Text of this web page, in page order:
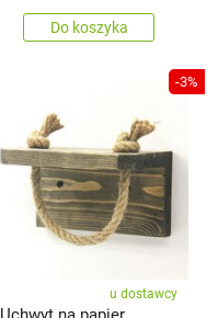
Do koszyka
-3%
u dostawcy